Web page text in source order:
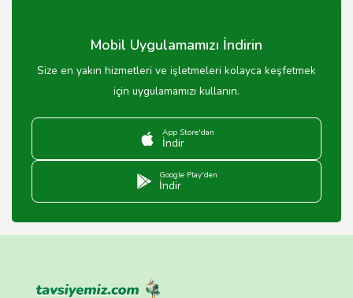
Mobil Uygulamamızı İndirin
Size en yakın hizmetleri ve işletmeleri kolayca keşfetmek
için uygulamamızı kullanın.
App Store'dan
İndir
Google Play'den
İndir